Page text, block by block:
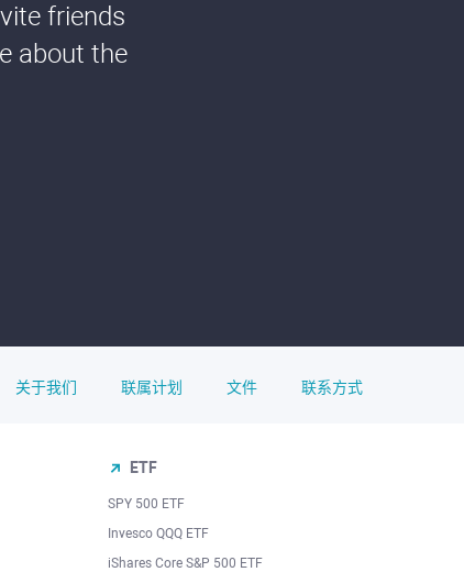
friends
about the
关于我们 联属计划 文件 联系方式
ETF
SPY 500 ETF
Invesco QQQ ETF
iShares Core S&P 500 ETF